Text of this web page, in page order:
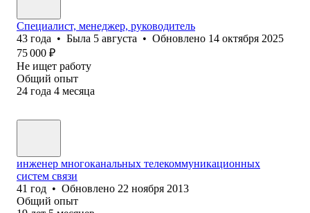
Специалист, менеджер, руководитель
43 года • Была 5 августа • Обновлено 14 октября 2025
75 000 ₽
Не ищет работу
Общий опыт
24 года 4 месяца
инженер многоканальных телекоммуникационных
систем связи
41 год • Обновлено 22 ноября 2013
Общий опыт